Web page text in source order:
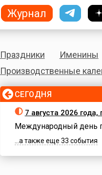
Праздники Именины
Производственные
СЕГОДНЯ
7 августа 2026 года,
Международный день
...а также еще 33 события
Журнал